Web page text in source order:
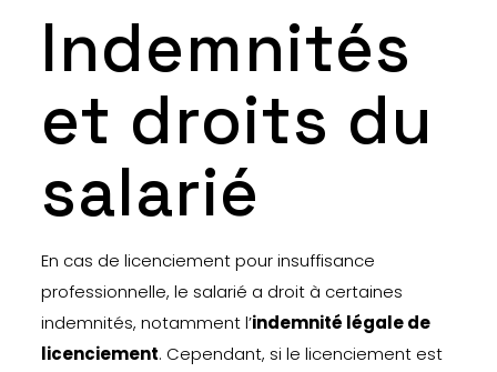
Indemnités
et droits du
salarié
En cas de licenciement pour insuffisance
professionnelle, le salarié a droit à certaines
indemnités, notamment l’indemnité légale de
licenciement. Cependant, si le licenciement est